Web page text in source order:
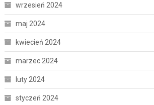
wrzesień 2024
maj 2024
kwiecień 2024
marzec 2024
luty 2024
styczeń 2024